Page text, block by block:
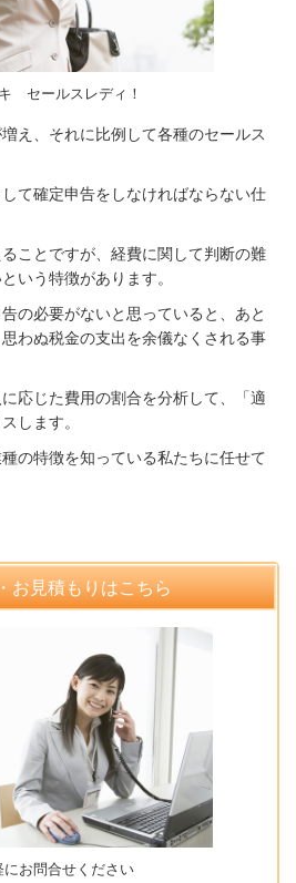
セールスレディ！
え、それに比例して各種のセールス
て確定申告をしなければならない仕
ことですが、経費に関して判断の難
いう特徴があります。
の必要がないと思っていると、あと
わぬ税金の支出を余儀なくされる事
応じた費用の割合を分析して、「適
します。
の特徴を知っている私たちに任せて
お見積もりはこちら
にお問合せください